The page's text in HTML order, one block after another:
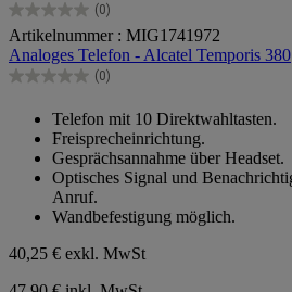
(0)
0.0
von
5
Sternen.
Artikelnummer : MIG1741972
Analoges Telefon - Alcatel Temporis 380
(0)
0.0
Sternen.
Telefon mit 10 Direktwahltasten.
Freisprecheinrichtung.
Gesprächsannahme über Headset.
Optisches Signal und
Anruf.
Wandbefestigung möglich.
40,25 € exkl. MwSt